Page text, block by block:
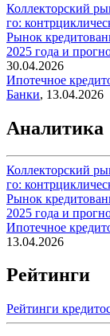
Коллекторский
го:
Рынок
2025 года и
30.04.2026
Ипотечное
Банки, 13.04.2026
Аналитика
Коллекторский
го:
Рынок
2025 года и
Ипотечное
13.04.2026
Рейтинги
Рейтинги